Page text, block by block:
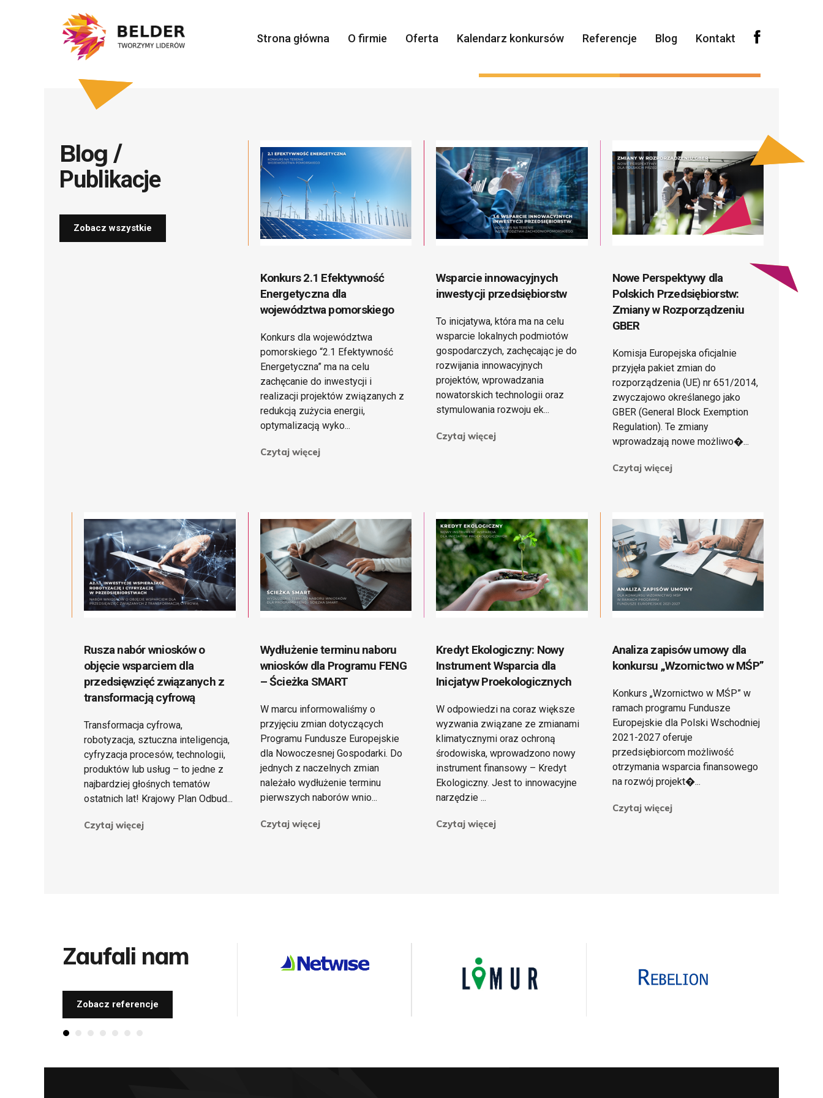
Strona główna O firmie Oferta Kalendarz konkursów Referencje Blog Kontakt
Doradztwo Pożyczki unijne
Blog /
Publikacje
Zobacz wszystkie
Konkurs 2.1 Efektywność
Energetyczna dla
województwa pomorskiego
Konkurs dla województwa
pomorskiego “2.1 Efektywność
Energetyczna” ma na celu
zachęcanie do inwestycji i
realizacji projektów związanych z
redukcją zużycia energii,
optymalizacją wyko...
Czytaj więcej
Wsparcie innowacyjnych
inwestycji przedsiębiorstw
To inicjatywa, która ma na celu
wsparcie lokalnych podmiotów
gospodarczych, zachęcając je do
rozwijania innowacyjnych
projektów, wprowadzania
nowatorskich technologii oraz
stymulowania rozwoju ek...
Czytaj więcej
Nowe Perspektywy dla
Polskich Przedsiębiorstw:
Zmiany w Rozporządzeniu
GBER
Komisja Europejska oficjalnie
przyjęła pakiet zmian do
rozporządzenia (UE) nr 651/2014,
zwyczajowo określanego jako
GBER (General Block Exemption
Regulation). Te zmiany
wprowadzają nowe możliwo�...
Czytaj więcej
Rusza nabór wniosków o
objęcie wsparciem dla
przedsięwzięć związanych z
transformacją cyfrową
Transformacja cyfrowa,
robotyzacja, sztuczna inteligencja,
cyfryzacja procesów, technologii,
produktów lub usług – to jedne z
najbardziej głośnych tematów
ostatnich lat! Krajowy Plan Odbud...
Czytaj więcej
Wydłużenie terminu naboru
wniosków dla Programu FENG
– Ścieżka SMART
W marcu informowaliśmy o
przyjęciu zmian dotyczących
Programu Fundusze Europejskie
dla Nowoczesnej Gospodarki. Do
jednych z naczelnych zmian
należało wydłużenie terminu
pierwszych naborów wnio...
Czytaj więcej
Kredyt Ekologiczny: Nowy
Instrument Wsparcia dla
Inicjatyw Proekologicznych
W odpowiedzi na coraz większe
wyzwania związane ze zmianami
klimatycznymi oraz ochroną
środowiska, wprowadzono nowy
instrument finansowy – Kredyt
Ekologiczny. Jest to innowacyjne
narzędzie ...
Czytaj więcej
Analiza zapisów umowy dla
konkursu „Wzornictwo w MŚP”
Konkurs „Wzornictwo w MŚP” w
ramach programu Fundusze
Europejskie dla Polski Wschodniej
2021-2027 oferuje
przedsiębiorcom możliwość
otrzymania wsparcia finansowego
na rozwój projekt�...
Czytaj więcej
Zaufali nam
Zobacz referencje